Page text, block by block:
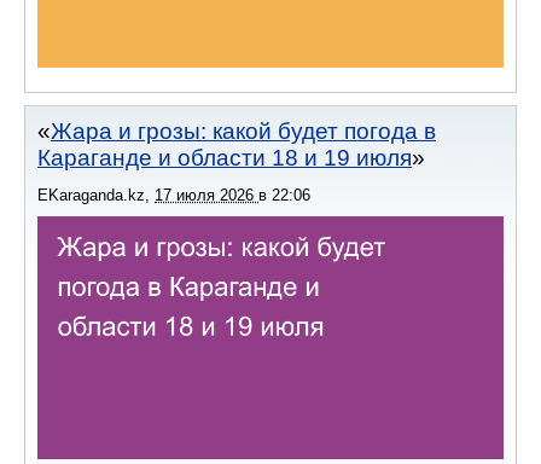
Жара и грозы: какой будет погода в
Караганде и области 18 и 19 июля
EKaraganda.kz 17 июля 2026 в 22:06